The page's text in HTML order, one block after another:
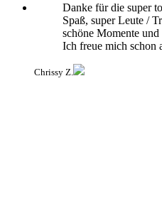
Danke für die super
Spaß, super Leute /
schöne Momente
Ich freue mich schon
Chrissy Z.